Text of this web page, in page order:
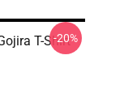
T-Shirt
-20%